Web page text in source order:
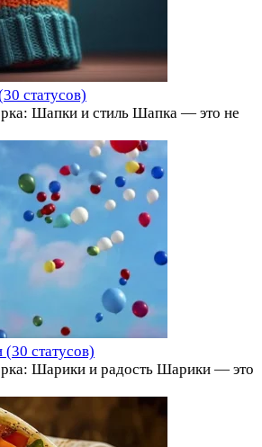
статусов)
Шапки и стиль Шапка — это не
статусов)
Шарики и радость Шарики — это